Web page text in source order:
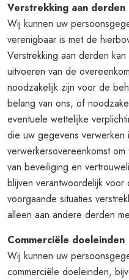
Verstrekking aan derden
Wij kunnen uw
verenigbaar is met de
Verstrekking aan derden
uitvoeren van de
noodzakelijk zijn voor de
belang van ons, of
eventuele wettelijke
die uw gegevens
verwerkersovereenkomst
van beveiliging en
blijven verantwoordelijk
voorgaande situaties
alleen aan andere derden
Commerciële doeleinden
Wij kunnen uw
commerciële doeleinden,